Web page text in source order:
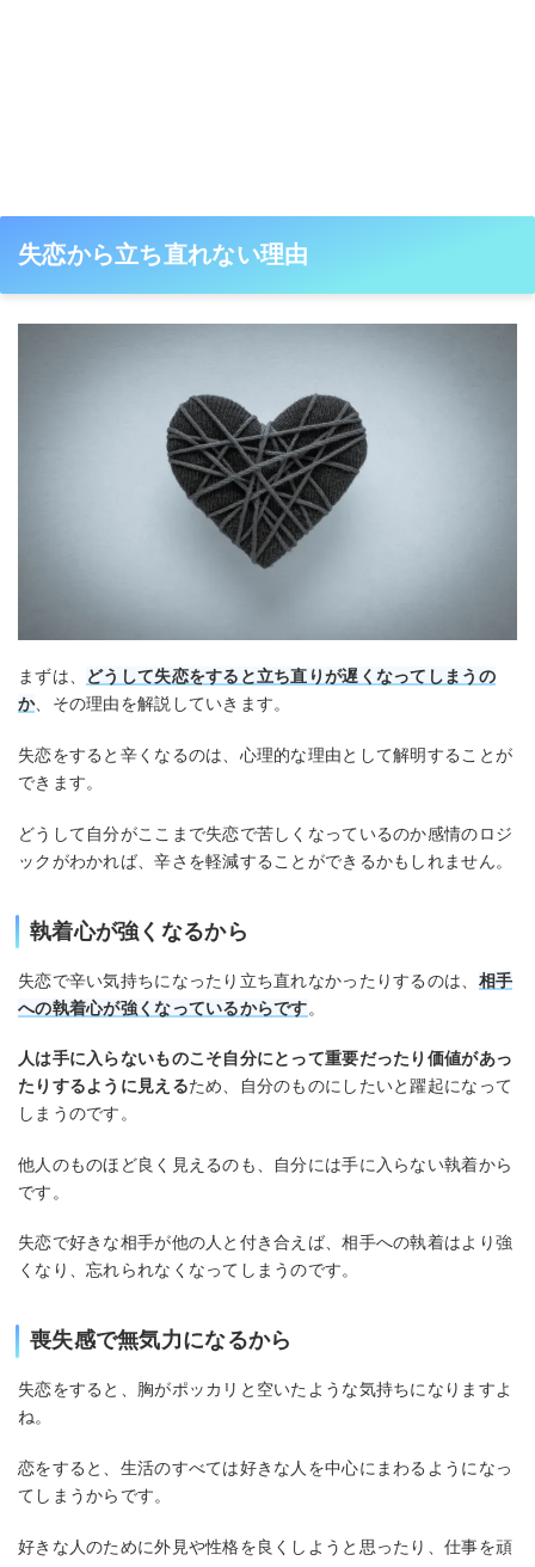
失恋から立ち直れない理由
まずは、
どうして失恋をすると立ち直りが遅くなってしまうの
か、その理由を解説していきます。
失恋をすると辛くなるのは、心理的な理由として解明することが
できます。
どうして自分がここまで失恋で苦しくなっているのか感情のロジ
ックがわかれば、辛さを軽減することができるかもしれません。
執着心が強くなるから
失恋で辛い気持ちになったり立ち直れなかったりするのは、 相手
への執着心が強くなっているからです。
人は手に入らないものこそ自分にとって重要だったり価値があっ
たりするように見えるため、自分のものにしたいと躍起になって
しまうのです。
他人のものほど良く見えるのも、自分には手に入らない執着から
です。
失恋で好きな相手が他の人と付き合えば、相手への執着はより強
くなり、忘れられなくなってしまうのです。
喪失感で無気力になるから
失恋をすると、胸がポッカリと空いたような気持ちになりますよ
ね。
恋をすると、生活のすべては好きな人を中心にまわるようになっ
てしまうからです。
好きな人のために外見や性格を良くしようと思ったり、仕事を頑